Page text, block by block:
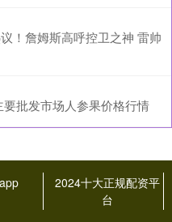
！詹姆斯高呼控卫之神 雷帅
批发市场人参果价格行情
2024十大正规配资平
台